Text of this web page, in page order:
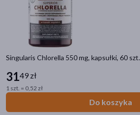
Singularis Chlorella 550 mg, kapsułki, 60 szt.
3149 zł
1 szt. = 0,52 zł
Do koszyka